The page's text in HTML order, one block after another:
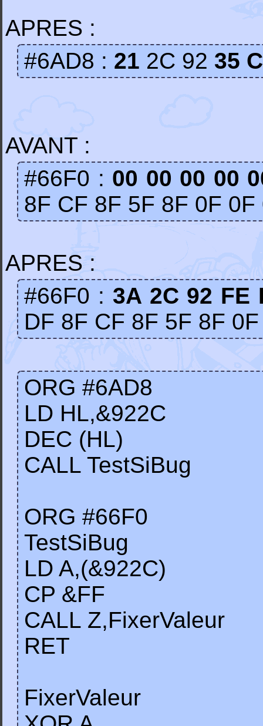
APRES :
#6AD8 : 21 2C 92 35
AVANT :
#66F0 : 00 00 00 00
8F CF 8F 5F 8F 0F
APRES :
#66F0 : 3A 2C 92 FE
DF 8F CF 8F 5F 8F
ORG #6AD8
LD HL,&922C
DEC (HL)
CALL TestSiBug
ORG #66F0
TestSiBug
LD A,(&922C)
CP &FF
CALL Z,FixerValeur
RET
FixerValeur